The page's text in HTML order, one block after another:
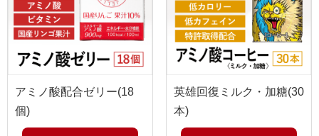
アミノ酸配合ゼリー(18
個)
英雄回復ミルク・加糖(30
本)